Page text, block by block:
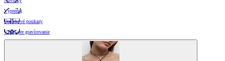
Výpredaj
Darčekové poukazy
Vzory pre gravírovanie